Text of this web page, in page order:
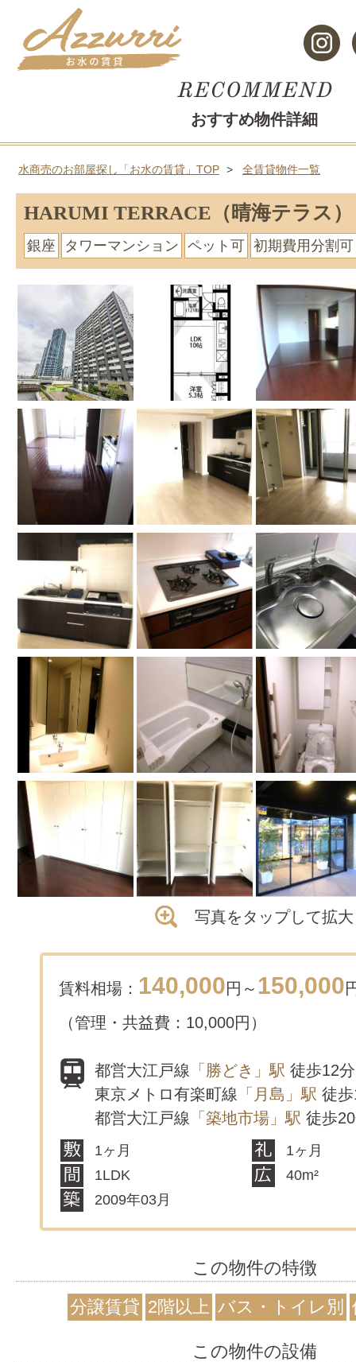
おすすめ物件詳細
水商売のお部屋探し「お水の賃貸」TOP 全賃貸物件一覧
HARUMI TERRACE（晴海テラス）
銀座 タワーマンション ペット可 初期費用分割可
写真をタップして拡大
賃料相場： 140,000円～ 150,000
（管理・共益費：10,000円）
都営大江戸線 「勝どき」駅 徒歩12分
東京メトロ有楽町線 「月島」駅 徒
都営大江戸線 「築地市場」駅 徒歩
1ヶ月
1ヶ月
1LDK
40m²
2009年03月
この物件の特徴
分譲賃貸 2階以上 バス・トイレ別
この物件の設備